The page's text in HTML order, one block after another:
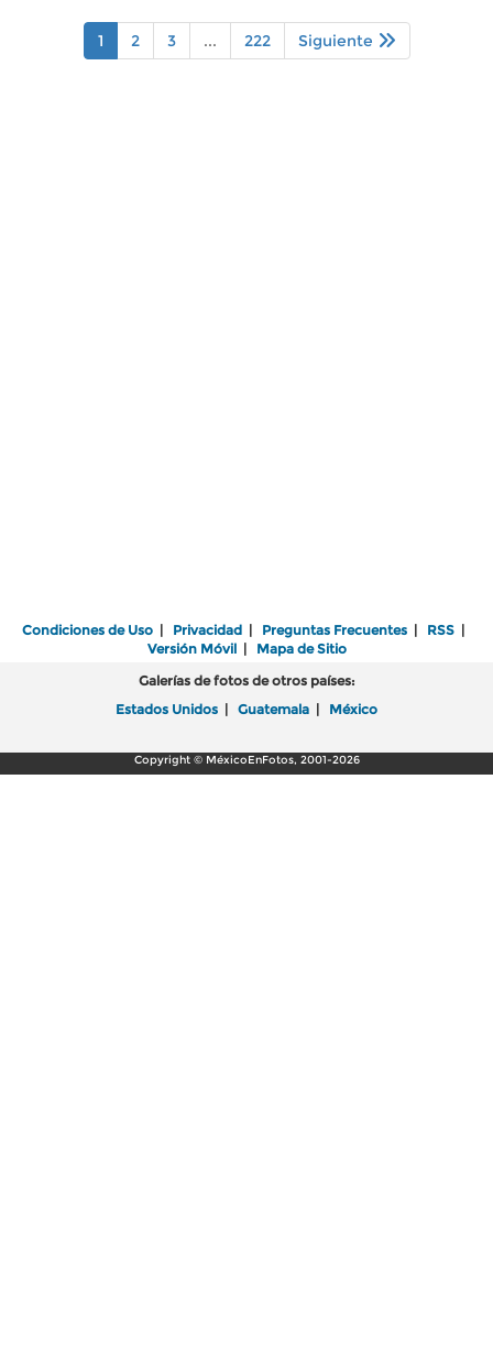
1 2 3 ... 222 Siguiente
Condiciones de Uso | Privacidad | Preguntas Frecuentes | RSS |
Versión Móvil| Mapa de Sitio
Galerías de fotos de otros países:
Estados Unidos | Guatemala | México
Copyright © MéxicoEnFotos, 2001-2026